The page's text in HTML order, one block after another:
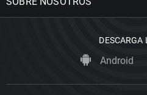
DESCARGA
Android